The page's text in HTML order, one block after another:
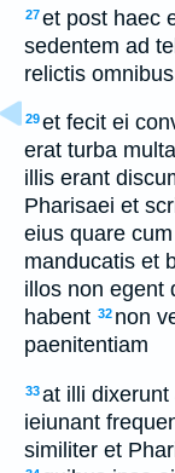
27et post haec
sedentem ad
relictis
29et fecit ei
erat turba
illis erant
Pharisaei et
eius quare
manducatis et
illos non egent
habent 32 non
paenitentiam
33at illi
ieiunant
similiter et